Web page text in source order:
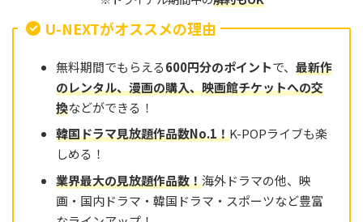
U-NEXTがオススメの理由
無料期間でもらえる600円分のポイントで、 最新作
のレンタル、漫画の購入、映画館チケットへの交
換などができる！
韓国ドラマ見放題作品数No.1！K-POPライブも楽
しめる！
業界最大の見放題作品数！海外ドラマの他、映
画・国内ドラマ・韓国ドラマ・スポーツなど豊富